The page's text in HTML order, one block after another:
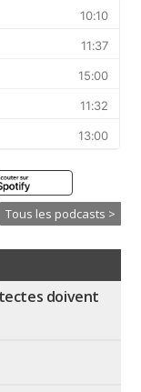
Tous les podcasts >
doivent